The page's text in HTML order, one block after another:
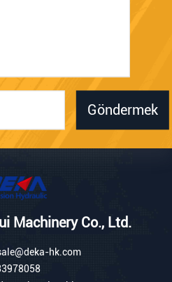
Göndermek
Machinery Co., Ltd.
hk.com